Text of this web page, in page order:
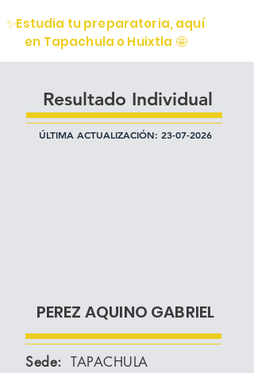
✨Estudia tu preparatoria, aquí
en Tapachula o Huixtla 🤩
Resultado Individual
ÚLTIMA ACTUALIZACIÓN: 23-07-2026
PEREZ AQUINO GABRIEL
Sede: TAPACHULA